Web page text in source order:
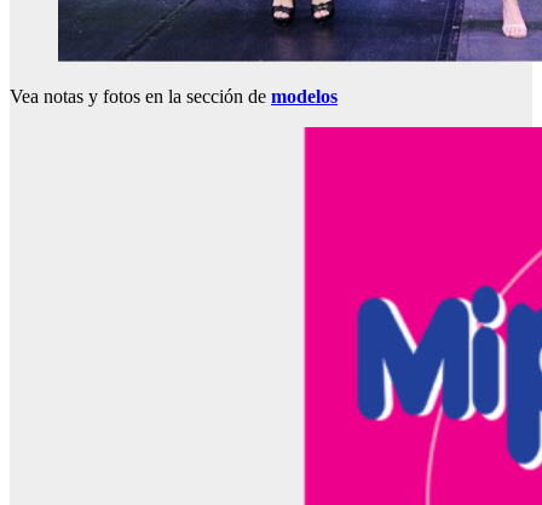
Vea notas y fotos en la sección de modelos